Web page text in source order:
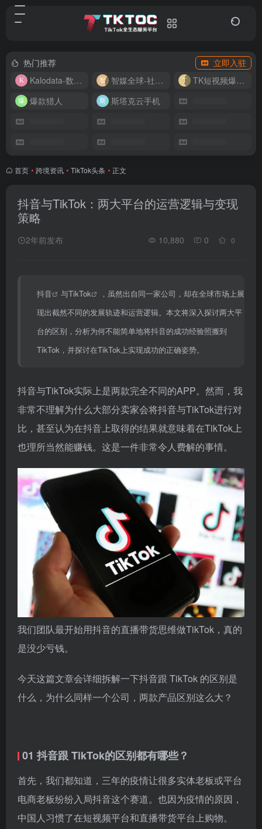
热门推荐
立即入驻
Kalodata-数据分析平台
智媒全球-社媒管理平台
TK短视频爆款复刻
爆款猎人
斯塔克云手机
首页 • 跨境资讯 • TikTok头条 • 正文
抖音与TikTok：两大平台的运营逻辑与变现
策略
2年前发布 10,880 0 0
抖音 与TikTok
，虽然出自同一家公司，却在全球市场上展
现出截然不同的发展轨迹和运营逻辑。本文将深入探讨两大平
台的区别，分析为何不能简单地将抖音的成功经验照搬到
TikTok，并探讨在TikTok上实现成功的正确姿势。
抖音与TikTok实际上是两款完全不同的APP。然而，我
非常不理解为什么大部分卖家会将抖音与TikTok进行对
比，甚至认为在抖音上取得的结果就意味着在TikTok上
也理所当然能赚钱。这是一件非常令人费解的事情。
我们团队最开始用抖音的直播带货思维做TikTok，真的
是没少亏钱。
今天这篇文章会详细拆解一下抖音跟 TikTok 的区别是
什么，为什么同样一个公司，两款产品区别这么大？
01 抖音跟 TikTok的区别都有哪些？
首先，我们都知道，三年的疫情让很多实体老板或平台
电商老板纷纷入局抖音这个赛道。也因为疫情的原因，
中国人习惯了在短视频平台和直播带货平台上购物。